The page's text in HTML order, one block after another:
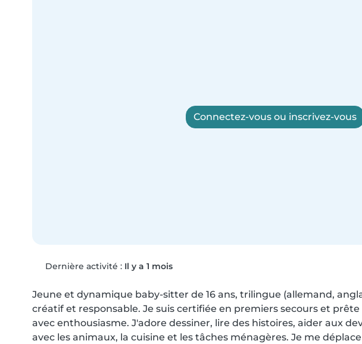
Connectez-vous ou inscrivez-vous
Dernière activité : Il y a 1 mois
Jeune et dynamique baby-sitter de 16 ans, trilingue (allemand,
créatif et responsable. Je suis certifiée en premiers secours et
avec enthousiasme. J'adore dessiner, lire des histoires, aider aux
avec les animaux, la cuisine et les tâches ménagères. Je me